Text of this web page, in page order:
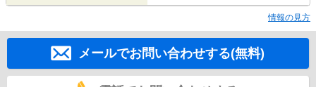
情報の見方
メールでお問い合わせする(無料)